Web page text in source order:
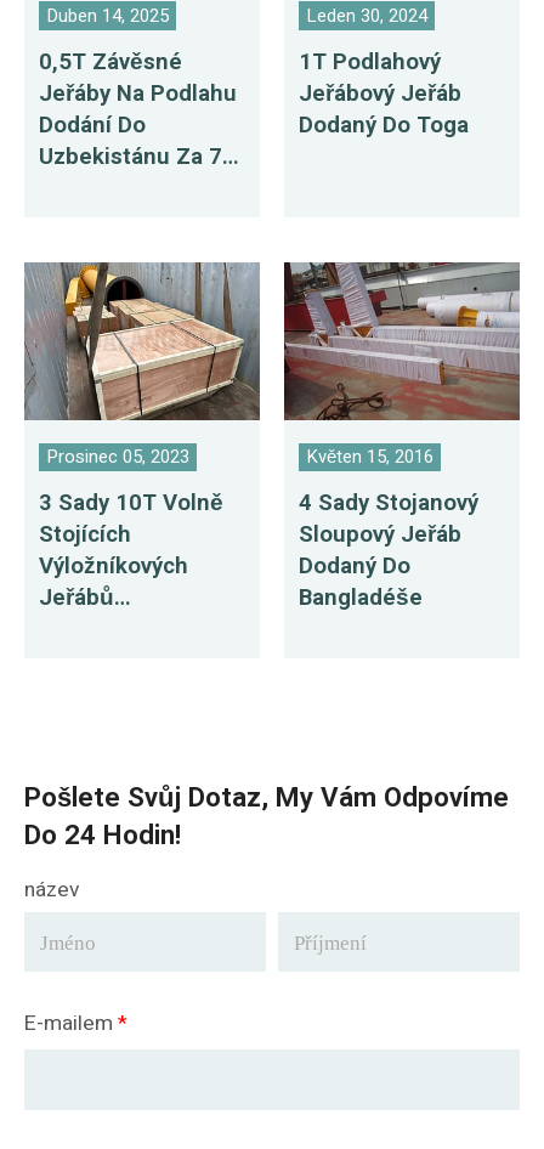
Duben 14, 2025
0,5T Závěsné
Jeřáby Na Podlahu
Dodání Do
Uzbekistánu Za 7
Leden 30, 2024
1T Podlahový
Jeřábový Jeřáb
Dodaný Do Toga
Prosinec 05, 2023
3 Sady 10T Volně
Stojících
Výložníkových
Jeřábů
Květen 15, 2016
4 Sady Stojanový
Sloupový Jeřáb
Dodaný Do
Bangladéše
Pošlete Svůj Dotaz, My Vám Odpovíme
Do 24 Hodin!
název
E-mailem *